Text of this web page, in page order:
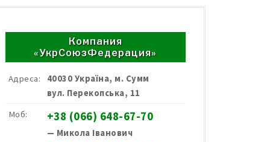
Компания
«УкрСоюзФедерация»
Адреса:
40030 Україна, м. Сумм
вул. Перекопська, 11
Моб:
+38 (066) 648-67-70
— Микола Іванович